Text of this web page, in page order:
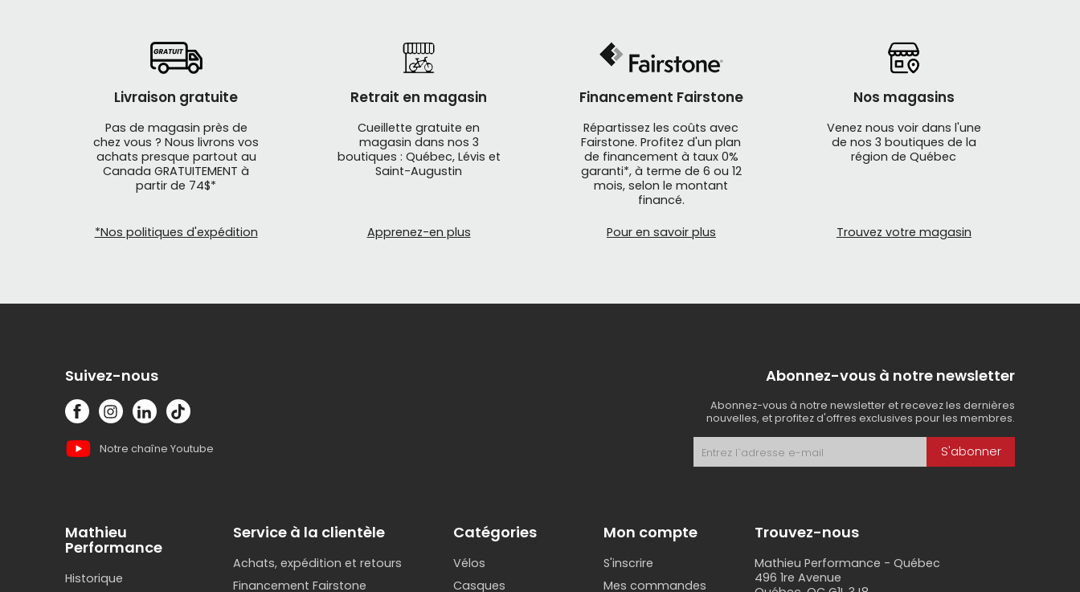
signifieFull Speed Ahead! FSA
est une marque américaine de composants pour le cyclisme. La collection de
composantsFSAcomprend des pièces de vélo de haute qualité pour montagne et de route, électrique et urbain,
ayant fait leurs preuves en course, qui ne peuvent signifier qu'une chose, Full Speed Ahead.
ligne et à la boutique Mathieu Performance:
Livraison gratuite
Pas de magasin près de
chez vous ? Nous livrons vos
achats presque partout au
Canada GRATUITEMENT à
partir de 74$*
*Nos politiques d'expédition
Retrait en magasin
Cueillette gratuite en
magasin dans nos 3
boutiques : Québec, Lévis et
Saint-Augustin
Apprenez-en plus
Financement Fairstone
Répartissez les coûts avec
Fairstone. Profitez d'un plan
de financement à taux 0%
garanti*, à terme de 6 ou 12
mois, selon le montant
financé.
Pour en savoir plus
Nos magasins
Venez nous voir dans l'une
de nos 3 boutiques de la
région de Québec
Trouvez votre magasin
Suivez-nous
Notre chaîne Youtube
Abonnez-vous à notre newsletter
Abonnez-vous à notre newsletter et recevez les dernières
nouvelles, et profitez d'offres exclusives pour les membres.
S'abonner
Mathieu
Performance
Historique
Service à la clientèle
Achats, expédition et retours
Financement Fairstone
Catégories
Vélos
Casques
Mon compte
S'inscrire
Mes commandes
Trouvez-nous
Mathieu Performance - Québec
496 1re Avenue